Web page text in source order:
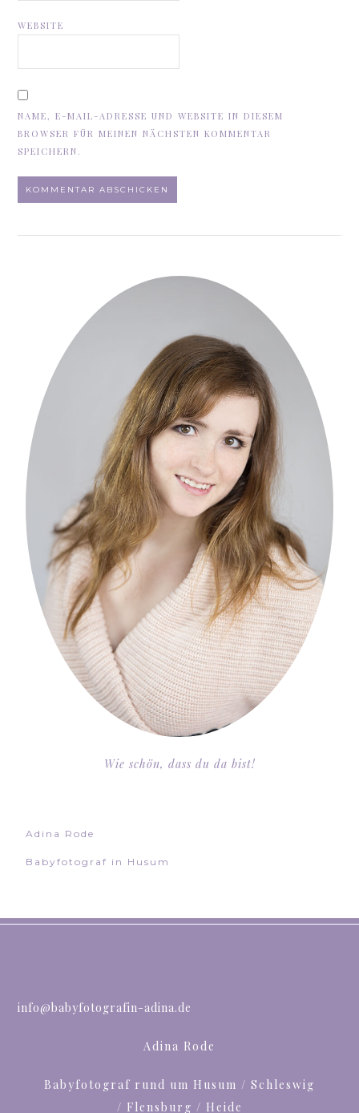
WEBSITE
NAME, E-MAIL-ADRESSE UND WEBSITE IN DIESEM
BROWSER FÜR MEINEN NÄCHSTEN KOMMENTAR
SPEICHERN.
Wie schön, dass du da bist!
Adina Rode
Babyfotograf in Husum
info@babyfotografin-adina.de
Adina Rode
Babyfotograf rund um Husum / Schleswig
/ Flensburg / Heide